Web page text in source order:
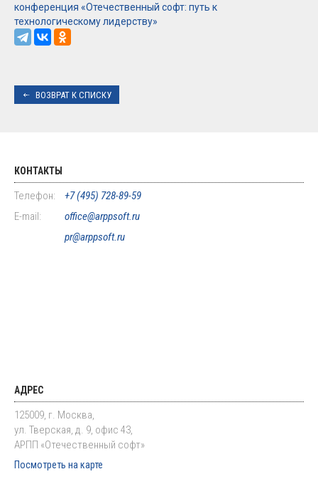
конференция «Отечественный софт: путь к
технологическому лидерству»
ВОЗВРАТ К СПИСКУ
КОНТАКТЫ
Телефон:
+7 (495) 728-89-59
E-mail:
office@arppsoft.ru
pr@arppsoft.ru
АДРЕС
125009, г. Москва,
ул. Тверская, д. 9, офис 43,
АРПП «Отечественный софт»
Посмотреть на карте